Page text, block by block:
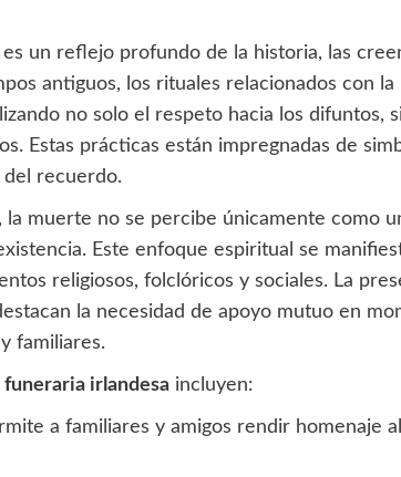
un reflejo profundo de la historia, las
antiguos, los rituales relacionados con
no solo el respeto hacia los difuntos,
Estas prácticas están impregnadas de
recuerdo.
muerte no se percibe únicamente como
Este enfoque espiritual se
religiosos, folclóricos y sociales. La
la necesidad de apoyo mutuo en
familiares.
funeraria irlandesa incluyen:
a familiares y amigos rendir homenaje